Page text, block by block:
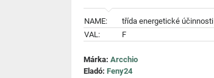
NAME:
třída energetické účinnosti
VAL:
F
Márka: Arcchio
Eladó: Feny24